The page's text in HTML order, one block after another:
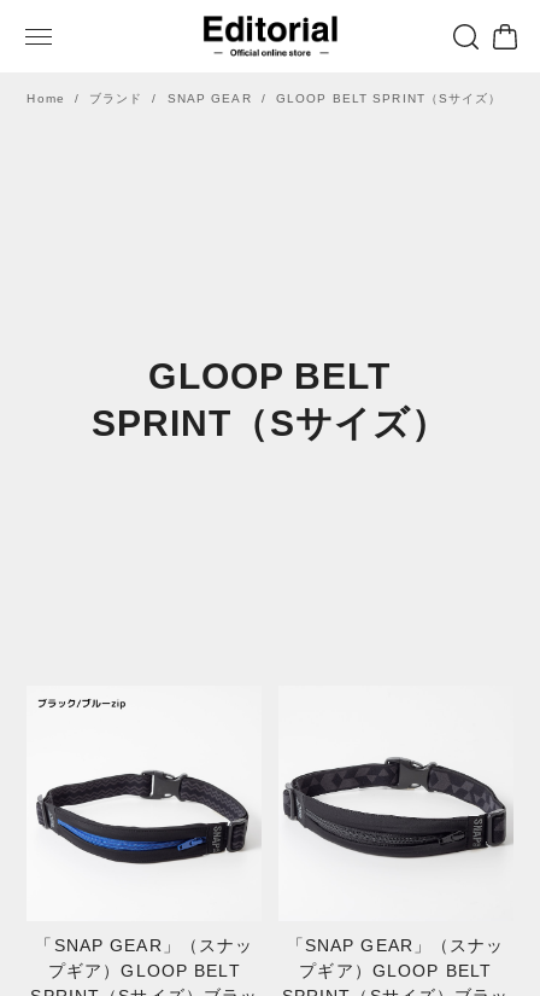
Home ブランド SNAP GEAR GLOOP BELT SPRINT（Sサイズ）
GLOOP BELT
SPRINT（Sサイズ）
「SNAP GEAR」（スナッ
プギア）GLOOP BELT
「SNAP GEAR」（スナッ
プギア）GLOOP BELT